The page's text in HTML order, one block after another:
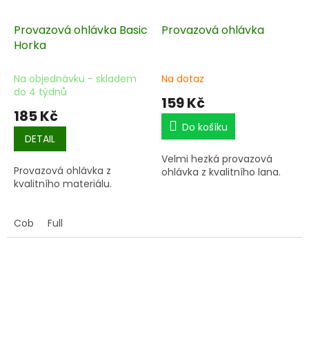
Provazová ohlávka Basic
Horka
Na objednávku - skladem
do 4 týdnů
185 Kč
DETAIL
Provazová ohlávka z
kvalitního materiálu.
Cob Full
Provazová ohlávka
Na dotaz
159 Kč
Do košíku
Velmi hezká provazová
ohlávka z kvalitního lana.